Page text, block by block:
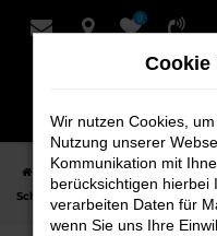
Zum
0
Startseite Stuhr Porsche
Schmidt + Koch für Stuhr
Cookie
Wir nutzen Cookies,
Nutzung unserer
Kommunikation mit
berücksichtigen hierbei
verarbeiten Daten für
wenn Sie uns Ihre